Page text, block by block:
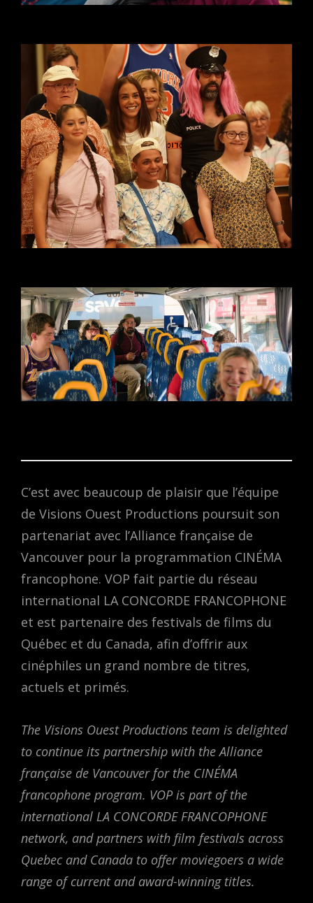
C’est avec beaucoup de plaisir que l’équipe
de Visions Ouest Productions poursuit son
partenariat avec l’Alliance française de
Vancouver pour la programmation CINÉMA
francophone. VOP fait partie du réseau
international LA CONCORDE FRANCOPHONE
et est partenaire des festivals de films du
Québec et du Canada, afin d’offrir aux
cinéphiles un grand nombre de titres,
actuels et primés.
The Visions Ouest Productions team is delighted
to continue its partnership with the Alliance
française de Vancouver for the CINÉMA
francophone program. VOP is part of the
international LA CONCORDE FRANCOPHONE
network, and partners with film festivals across
Quebec and Canada to offer moviegoers a wide
range of current and award-winning titles.